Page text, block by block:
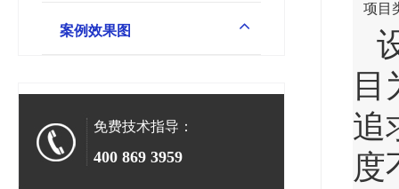
案例效果图
免费技术指导：
400 869 3959
项目
追
度